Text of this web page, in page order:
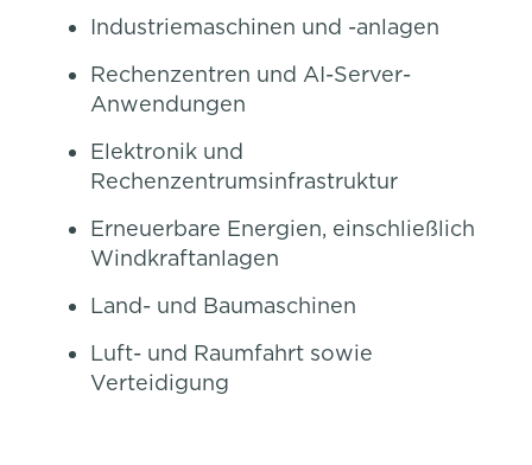
Industriemaschinen und -anlagen
Rechenzentren und AI-Server-
Anwendungen
Elektronik und
Rechenzentrumsinfrastruktur
Erneuerbare Energien, einschließlich
Windkraftanlagen
Land- und Baumaschinen
Luft- und Raumfahrt sowie
Verteidigung